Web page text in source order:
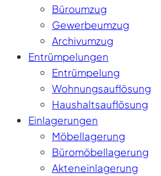
Büroumzug
Gewerbeumzug
Archivumzug
Entrümpelungen
Entrümpelung
Wohnungsauflösung
Haushaltsauflösung
Einlagerungen
Möbellagerung
Büromöbellagerung
Akteneinlagerung